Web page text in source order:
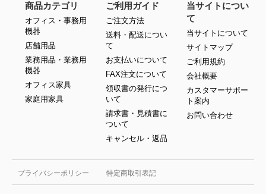
プライバシーポリシー 特定商取引表記
商品カテゴリ
オフィス・事務用
機器
店舗用品
業務用品・業務用
機器
オフィス家具
家庭用家具
ご利用ガイド
ご注文方法
送料・配送につい
て
お支払いについて
FAX注文について
領収書の発行につ
いて
請求書・見積書に
ついて
キャンセル・返品
当サイトについ
て
当サイトについて
サイトマップ
ご利用規約
会社概要
カスタマーサポー
ト案内
お問い合わせ